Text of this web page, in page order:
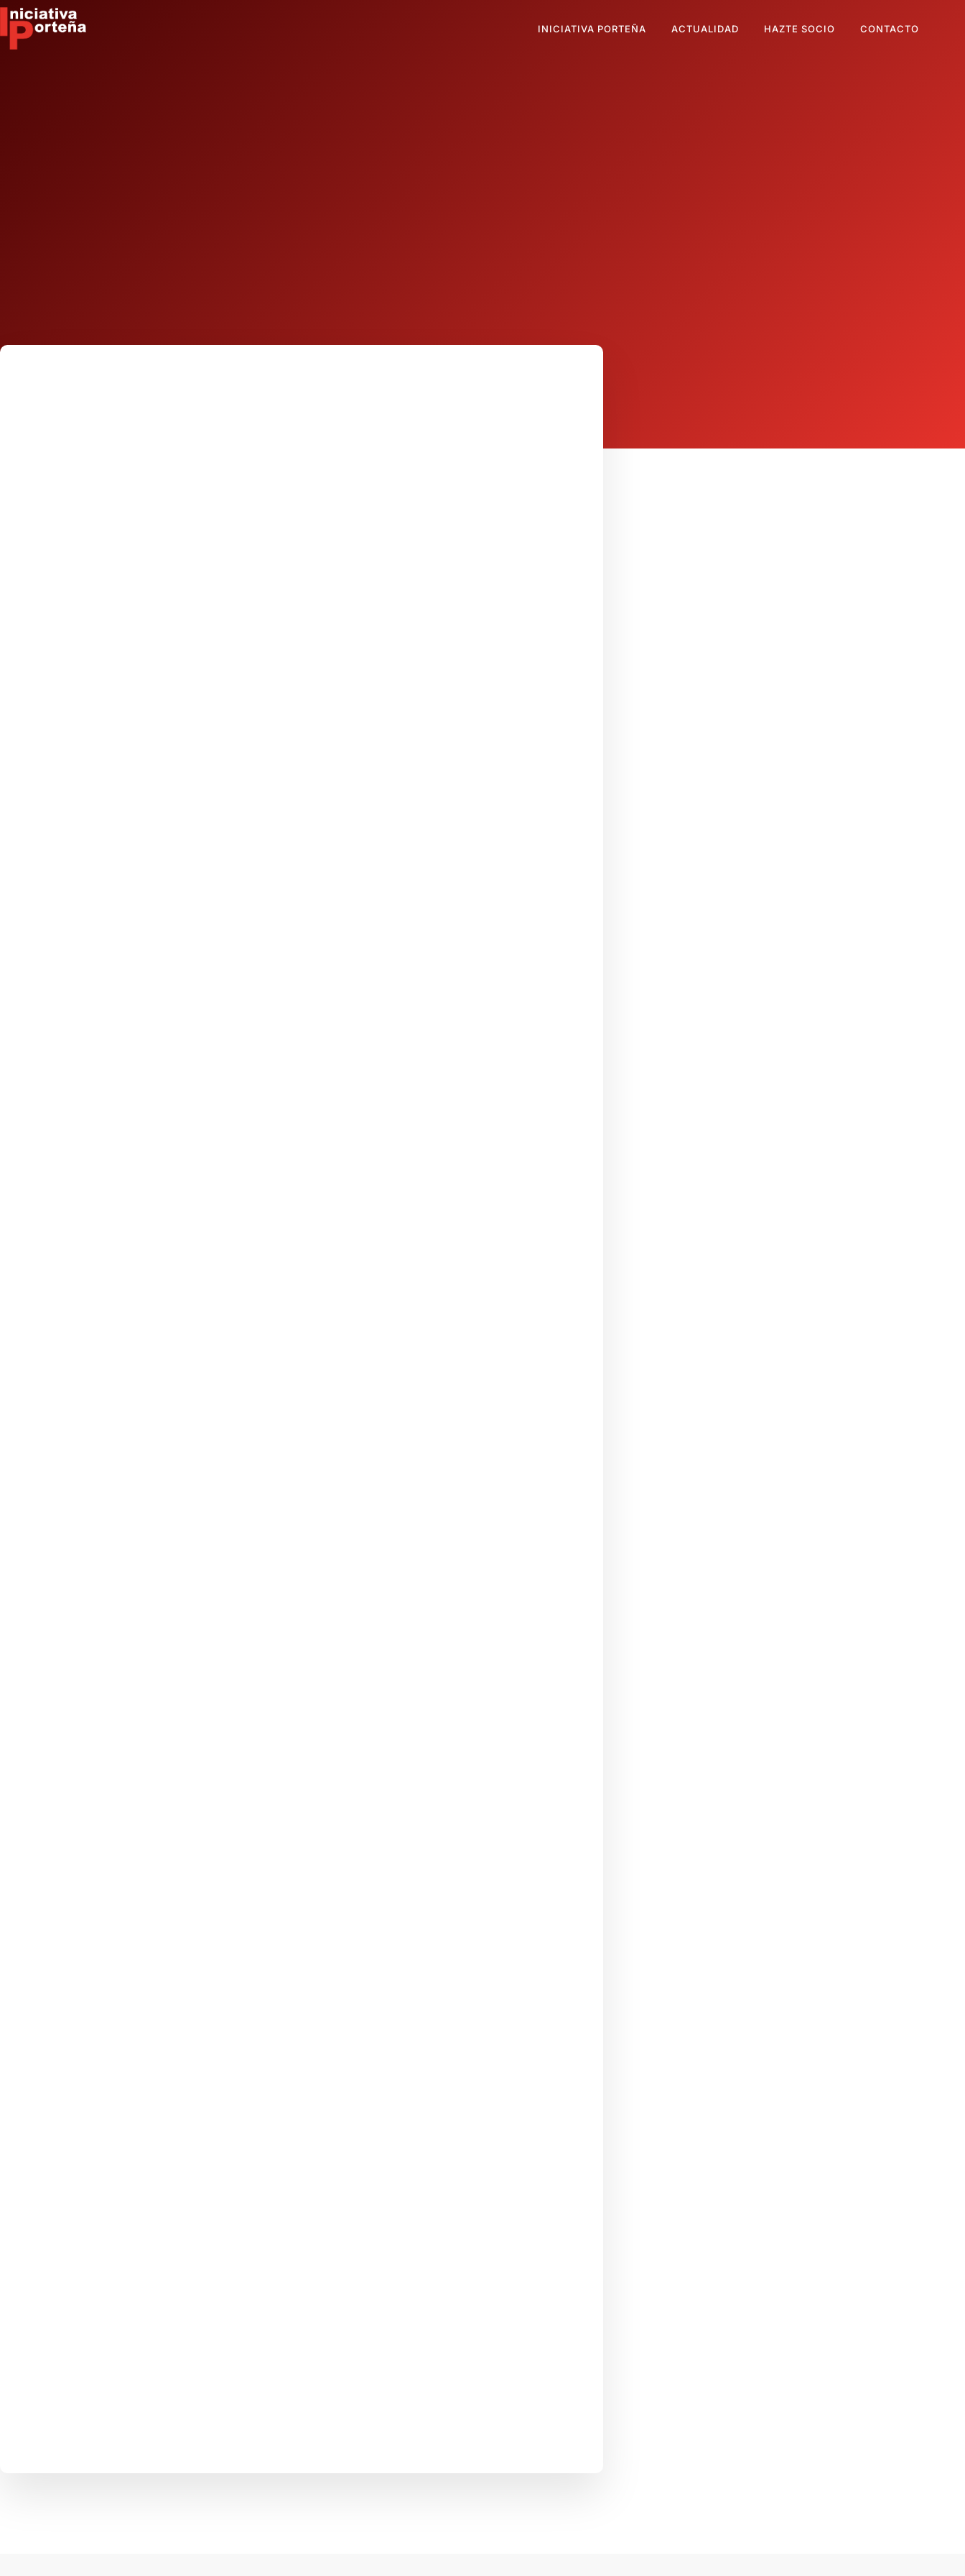
INICIATIVA PORTEÑA ACTUALIDAD HAZTE SOCIO CONTACTO